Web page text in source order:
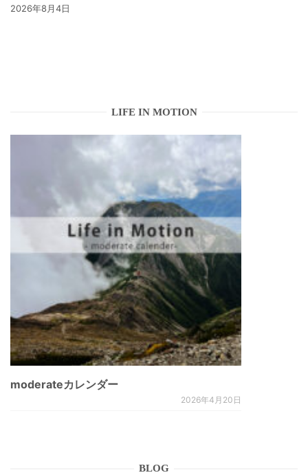
2026年8月4日
LIFE IN MOTION
moderateカレンダー
2026年4月20日
BLOG